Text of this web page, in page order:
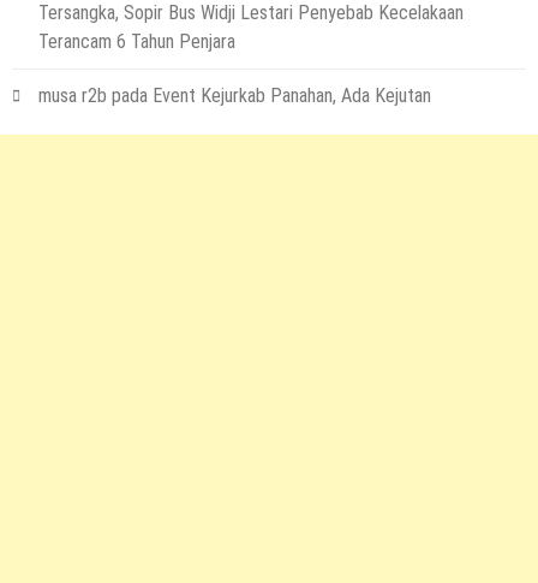
Tersangka, Sopir Bus Widji Lestari Penyebab Kecelakaan
Terancam 6 Tahun Penjara
musa r2b pada Event Kejurkab Panahan, Ada Kejutan